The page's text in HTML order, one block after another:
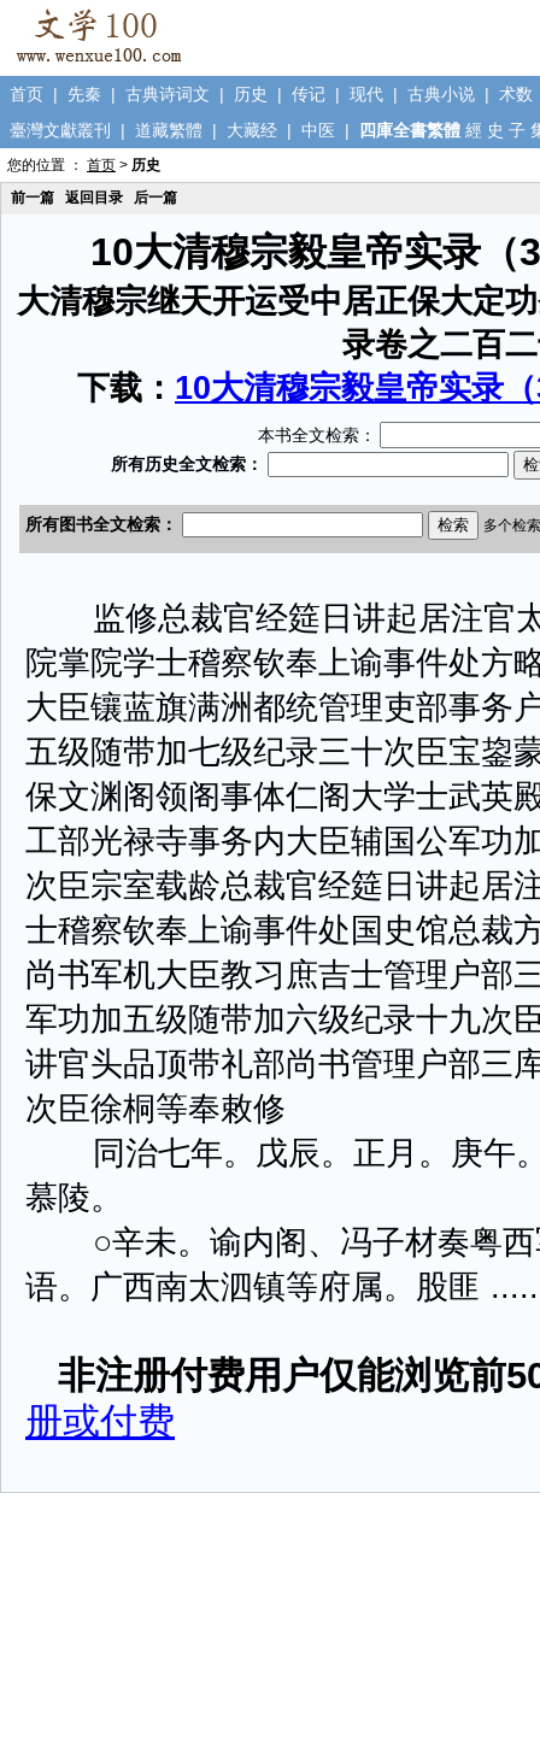
首页 | 先秦 | 古典诗词文 | 历史 | 传记 | 现代 | 古典小说 | 术数
臺灣文獻叢刊
| 道藏繁體 | 大藏经 | 中医 | 四庫全書繁體 經 史 子
您的位置 ： 首页 > 历史
前一篇
返回目录 后一篇
10大清穆宗毅皇帝实录（
大清穆宗继天开运受中居正保大定
录卷之二百
下载： 10大清穆宗毅皇帝实录
本书全文检索：
监修总裁官经筵日讲起居注官
院掌院学士稽察钦奉上谕事件处方
大臣镶蓝旗满洲都统管理吏部事务
五级随带加七级纪录三十次臣宝鋆
保文渊阁领阁事体仁阁大学士武英
工部光禄寺事务内大臣辅国公军功
次臣宗室载龄总裁官经筵日讲起居
士稽察钦奉上谕事件处国史馆总裁
尚书军机大臣教习庶吉士管理户部
军功加五级随带加六级纪录十九次
讲官头品顶带礼部尚书管理户部三
次臣徐桐等奉敕修
同治七年。戊辰。正月。庚午
慕陵。
○辛未。谕内阁、冯子材奏粤西
语。广西南太泗镇等府属。股匪
非注册付费用户仅能浏览前
册或付费